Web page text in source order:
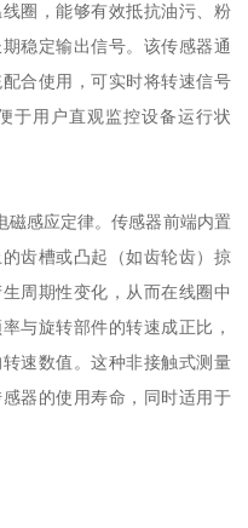
圈，能够有效抵抗油污、粉
稳定输出信号。该传感器通
合使用，可实时将转速信号
于用户直观监控设备运行状
磁感应定律。传感器前端内置
齿槽或凸起（如齿轮齿）掠
周期性变化，从而在线圈中
与旋转部件的转速成正比，
速数值。这种非接触式测量
器的使用寿命，同时适用于